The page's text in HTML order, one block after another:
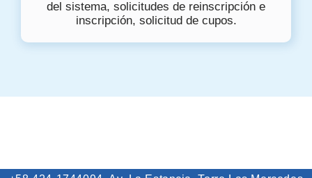
del sistema, solicitudes de reinscripción e
inscripción, solicitud de cupos.